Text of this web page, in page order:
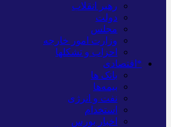
رهبر انقلاب
دولت
مجلس
وزارت امور خارجه
احزاب و تشکلها
*اقتصادی
بانک ها
بیمه‌ها
نفت و انرژی
استخدام
اخبار بورس